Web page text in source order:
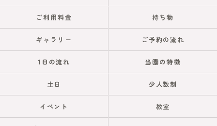
ご利用料金 持ち物
ギャラリー ご予約の流れ
1日の流れ 当園の特徴
土日 少人数制
イベント 教室